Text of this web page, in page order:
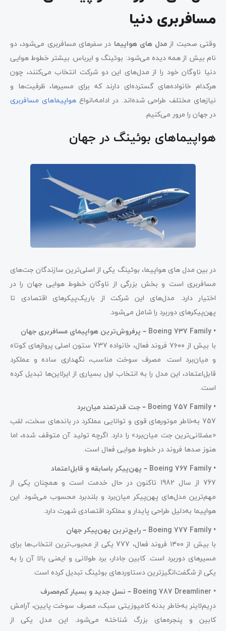
مسافربری دنیا
وقتی صحبت از مدل های هواپیما در سفرهای مسافربری می‌شود، دو
نام بیش از همه دیده می‌شود: بوئینگ و ایرباس. بیشتر خطوط هوایی
دنیا ناوگان خود را از مدل‌های این دو شرکت انتخاب می‌کنند، چون
هرکدام خانواده‌های گسترده‌ای دارند که برای مسیرها، ظرفیت‌ها و
نیازهای مختلف طراحی شده‌اند. در ادامه،انواع هواپیماهای مسافربری
در جهان را مرور می‌کنیم.
هواپیماهای بوئینگ در جهان
در بین مدل های هواپیما، بوئینگ یکی از اصلی‌ترین سازندگان جت‌های
مسافربری است و بخش بزرگی از ناوگان خطوط هوایی جهان را در
اختیار دارد. مدل‌های این شرکت از باریک‌پیکرهای اقتصادی تا
پهن‌پیکرهای دوربرد را شامل می‌شود.
• Boeing 737 Family – پرفروش‌ترین هواپیمای مسافربری جهان
با بیش از ۷۶۰۰ فروند فعال، خانواده 737 ستون اصلی پروازهای کوتاه
و میان‌برد است. مصرف سوخت مناسب، نگهداری ساده و عملکرد
قابل‌اعتماد، این مدل را به انتخاب اول بسیاری از ایرلاین‌ها تبدیل کرده
است.
• Boeing 757 Family – جت قدرتمند میان‌برد
757 به‌خاطر موتورهای قوی و توانایی عملکرد در باندهای سخت، لقب
«عضلانی‌ترین جت میان‌برد» را دارد. اگرچه تولید آن متوقف شده، اما
هنوز صدها فروند در خطوط هوایی فعال است.
• Boeing 767 Family – پهن‌پیکر باسابقه و قابل‌اعتماد
767 از سال 1982 تاکنون در حال خدمت است و همچنان یکی از
مهم‌ترین مدل‌های پهن‌پیکر میان‌برد و بلندبرد محسوب می‌شود. این
هواپیما به‌دلیل طراحی پایدار و عملکرد اقتصادی شهرت دارد.
• Boeing 777 Family – رایج‌ترین پهن‌پیکر جهان
با بیش از ۱۴۰۰ فروند فعال، 777 یکی از محبوب‌ترین انتخاب‌ها برای
مسیرهای دوربرد است. کابین جادار، برد طولانی و ایمنی بالا آن را به
یکی از شگفت‌انگیزترین دستاوردهای بوئینگ تبدیل کرده است.
• Boeing 787 Dreamliner – نسل جدید و بسیار کم‌مصرف
درِیم‌لاینر به‌خاطر بدنه کامپوزیتی سبک، مصرف سوخت پایین، آرامش
کابین و پنجره‌های بزرگ شناخته می‌شود. این مدل یکی از